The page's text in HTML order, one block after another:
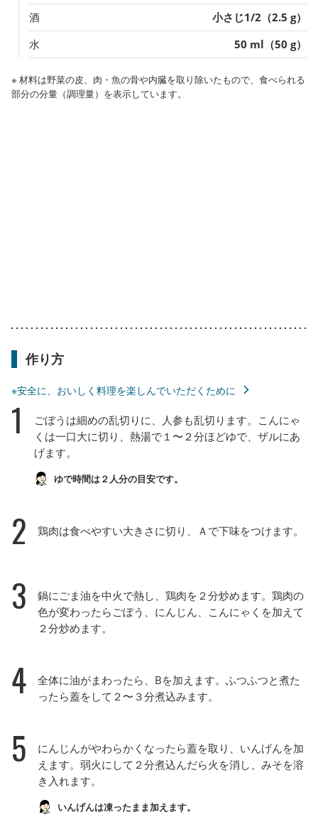
酒
小さじ1/2（2.5 g）
水
50 ml（50 g）
※ 材料は野菜の皮、肉・魚の骨や内臓を取り除いたもので、食べられる
部分の分量（調理量）を表示しています。
作り方
※安全に、おいしく料理を楽しんでいただくために
1
ごぼうは細めの乱切りに、人参も乱切ります。こんにゃ
くは一口大に切り、熱湯で１〜２分ほどゆで、ザルにあ
げます。
ゆで時間は２人分の目安です。
2 鶏肉は食べやすい大きさに切り、Ａで下味をつけます。
3
鍋にごま油を中火で熱し、鶏肉を２分炒めます。鶏肉の
色が変わったらごぼう、にんじん、こんにゃくを加えて
２分炒めます。
4
全体に油がまわったら、Bを加えます。ふつふつと煮た
ったら蓋をして２〜３分煮込みます。
5
にんじんがやわらかくなったら蓋を取り、いんげんを加
えます。弱火にして２分煮込んだら火を消し、みそを溶
き入れます。
いんげんは凍ったまま加えます。